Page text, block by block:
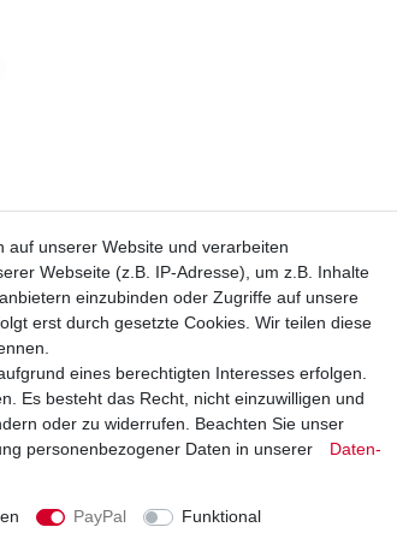
auf unserer Website und verarbeiten
Webseite (z.B. IP-Adresse), um z.B. Inhalte
einzubinden oder Zugriffe auf unsere
erst durch gesetzte Cookies. Wir teilen diese
eines berechtigten Interesses erfolgen.
Es besteht das Recht, nicht einzuwilligen und
oder zu widerrufen. Beachten Sie unser
personenbezogener Daten in unserer
Daten­
PayPal
Funktional